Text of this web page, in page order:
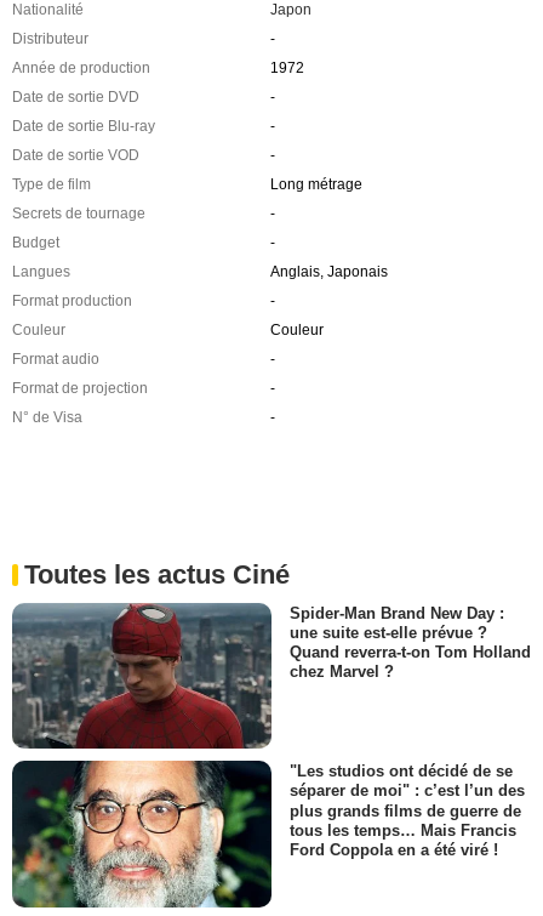
Nationalité
Japon
Distributeur
-
Année de production
1972
Date de sortie DVD
-
Date de sortie Blu-ray
-
Date de sortie VOD
-
Type de film
Long métrage
Secrets de tournage
-
Budget
-
Langues
Anglais, Japonais
Format production
-
Couleur
Couleur
Format audio
-
Format de projection
-
N° de Visa
-
Toutes les actus Ciné
Spider-Man Brand New Day :
une suite est-elle prévue ?
Quand reverra-t-on Tom Holland
chez Marvel ?
"Les studios ont décidé de se
séparer de moi" : c’est l’un des
plus grands films de guerre de
tous les temps… Mais Francis
Ford Coppola en a été viré !